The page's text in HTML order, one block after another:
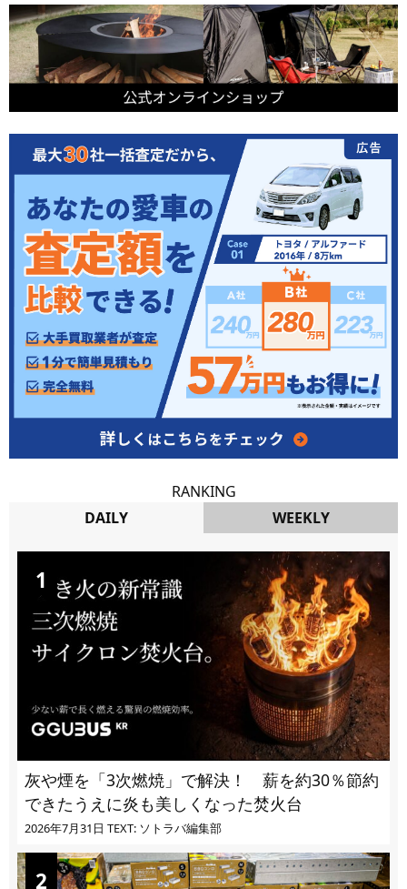
RANKING
DAILY
WEEKLY
灰や煙を「3次燃焼」で解決！ 薪を約30％節約
できたうえに炎も美しくなった焚火台
2026年7月31日 TEXT: ソトラバ編集部